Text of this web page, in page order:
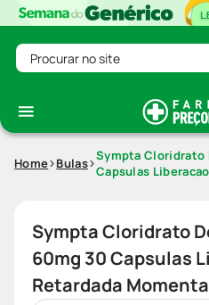
Procurar no site
Home Bulas Sympta Cloridrato
Capsulas
Sympta Cloridrato
60mg 30 Capsulas
Retardada Momenta